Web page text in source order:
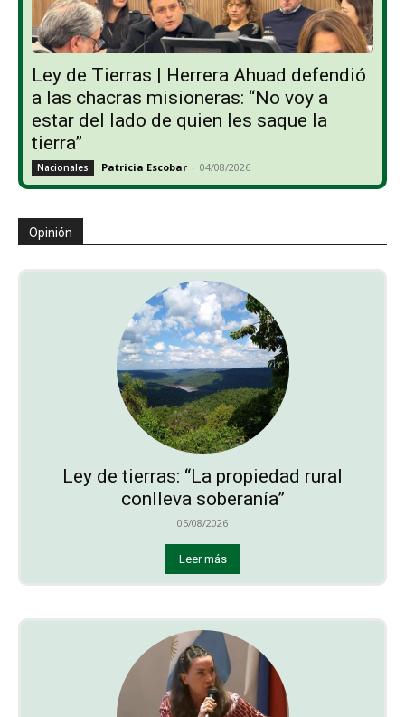
Ley de Tierras | Herrera Ahuad defendió
a las chacras misioneras: “No voy a
estar del lado de quien les saque la
tierra”
Nacionales Patricia Escobar - 04/08/2026
Opinión
Ley de tierras: “La propiedad rural
conlleva soberanía”
05/08/2026
Leer más